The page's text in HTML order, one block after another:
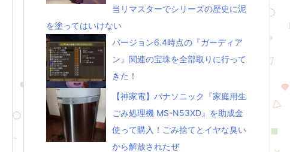
当リマスターでシリーズの歴史に泥
を塗ってはいけない
バージョン6.4時点の『ガーディア
ン』関連の宝珠を全部取りに行って
きた！
【神家電】パナソニック『家庭用生
ごみ処理機 MS-N53XD』を助成金
使って購入！ごみ捨てとイヤな臭い
から解放されたぜ